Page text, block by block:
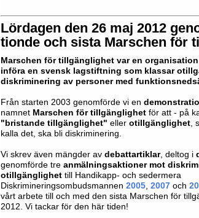
Lördagen den 26 maj 2012
tionde och sista Marschen för
Marschen för tillgänglighet var en
införa en svensk lagstiftning som klassar
diskriminering av personer med
Från starten 2003 genomförde vi en
namnet Marschen för tillgänglighet för att - på
"bristande tillgänglighet" eller otillgänglighet,
kalla det, ska bli diskriminering.
Vi skrev även mängder av debattartiklar, deltog i
genomförde tre anmälningsaktioner mot
otillgänglighet till Handikapp- och sedermera
Diskrimineringsombudsmannen 2005, 2007 och
vårt arbete till och med den sista Marschen för
2012. Vi tackar för den här tiden!